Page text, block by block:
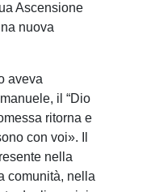
Ascensione
nuova
aveva
il “Dio
ritorna e
con voi». Il
nella
comunità, nella